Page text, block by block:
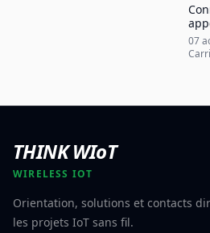
aux
07
THINK WIoT
WIRELESS IOT
Orientation, solutions et contacts
les projets IoT sans fil.